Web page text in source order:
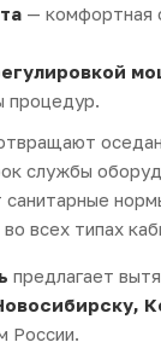
— комфортная
процедур.
службы
всех типах
предлагает
России.